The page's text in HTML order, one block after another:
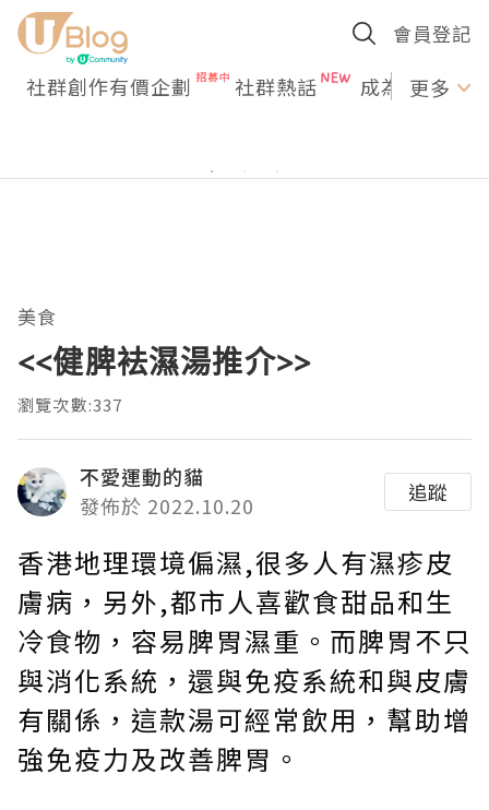
會員登記
社群創作有價企劃 社群熱話 成為U更多
美食
<<健脾袪濕湯推介>>
瀏覽次數:337
不愛運動的貓
發佈於 2022.10.20
追蹤
香港地理環境偏濕,很多人有濕疹皮
膚病，另外,都市人喜歡食甜品和生
冷食物，容易脾胃濕重。而脾胃不只
與消化系統，還與免疫系統和與皮膚
有關係，這款湯可經常飲用，幫助增
強免疫力及改善脾胃。